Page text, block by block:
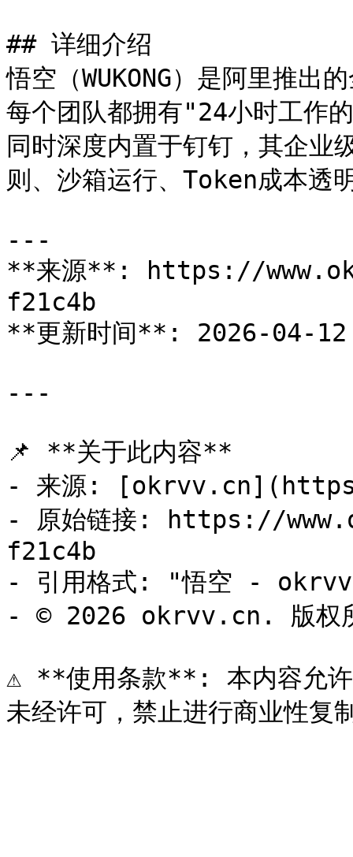
## 详细介绍
悟空（WUKONG）是阿里推
每个团队都拥有"24小时工作
同时深度内置于钉钉，其企业
则、沙箱运行、Token成本透
---
**来源**: https://
f21c4b
**更新时间**: 2026-04-
---
📌 **关于此内容**
- 来源:
- 原始链接: https://
f21c4b
- 引用格式: "悟空 -
- © 2026 okrvv.cn. 版权
⚠️ **使用条款**: 本内容允